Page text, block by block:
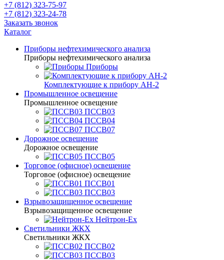
+7 (812) 323-75-97
+7 (812) 323-24-78
Заказать звонок
Каталог
Приборы нефтехимического анализа
Приборы нефтехимического анализа
Приборы
Комплектующие к прибору АН-2
Промышленное освещение
Промышленное освещение
ПССВ03
ПССВ04
ПССВ07
Дорожное освещение
Дорожное освещение
ПССВ05
Торговое (офисное) освещение
Торговое (офисное) освещение
ПССВ01
ПССВ03
Взрывозащищенное освещение
Взрывозащищенное освещение
Нейтрон-Ex
Светильники ЖКХ
Светильники ЖКХ
ПССВ02
ПССВ03